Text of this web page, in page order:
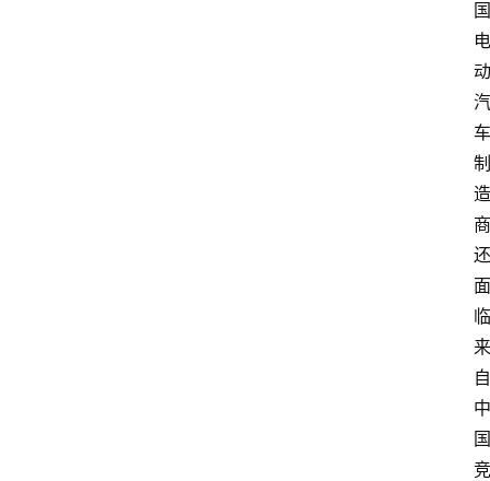
国
电
动
汽
车
制
造
商
还
面
临
来
自
中
国
竞